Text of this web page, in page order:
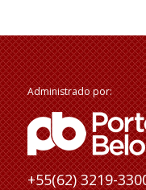
Administrado por:
+55(62) 3219-